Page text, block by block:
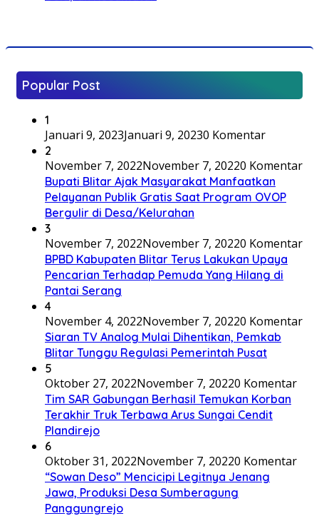
Popular Post
1
Januari 9, 2023Januari 9, 20230 Komentar
2
November 7, 2022November 7, 20220 Komentar
Bupati Blitar Ajak Masyarakat Manfaatkan
Pelayanan Publik Gratis Saat Program OVOP
Bergulir di Desa/Kelurahan
3
November 7, 2022November 7, 20220 Komentar
BPBD Kabupaten Blitar Terus Lakukan Upaya
Pencarian Terhadap Pemuda Yang Hilang di
Pantai Serang
4
November 4, 2022November 7, 20220 Komentar
Siaran TV Analog Mulai Dihentikan, Pemkab
Blitar Tunggu Regulasi Pemerintah Pusat
5
Oktober 27, 2022November 7, 20220 Komentar
Tim SAR Gabungan Berhasil Temukan Korban
Terakhir Truk Terbawa Arus Sungai Cendit
Plandirejo
6
Oktober 31, 2022November 7, 20220 Komentar
“Sowan Deso” Mencicipi Legitnya Jenang
Jawa, Produksi Desa Sumberagung
Panggungrejo